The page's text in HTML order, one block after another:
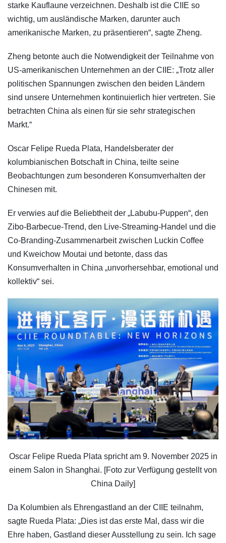
starke Kauflaune verzeichnen. Deshalb ist die CIIE so
wichtig, um ausländische Marken, darunter auch
amerikanische Marken, zu präsentieren“, sagte Zheng.
Zheng betonte auch die Notwendigkeit der Teilnahme von
US-amerikanischen Unternehmen an der CIIE: „Trotz aller
politischen Spannungen zwischen den beiden Ländern
sind unsere Unternehmen kontinuierlich hier vertreten. Sie
betrachten China als einen für sie sehr strategischen
Markt.“
Oscar Felipe Rueda Plata, Handelsberater der
kolumbianischen Botschaft in China, teilte seine
Beobachtungen zum besonderen Konsumverhalten der
Chinesen mit.
Er verwies auf die Beliebtheit der „Labubu-Puppen“, den
Zibo-Barbecue-Trend, den Live-Streaming-Handel und die
Co-Branding-Zusammenarbeit zwischen Luckin Coffee
und Kweichow Moutai und betonte, dass das
Konsumverhalten in China „unvorhersehbar, emotional und
kollektiv“ sei.
Oscar Felipe Rueda Plata spricht am 9. November 2025 in
einem Salon in Shanghai. [Foto zur Verfügung gestellt von
China Daily]
Da Kolumbien als Ehrengastland an der CIIE teilnahm,
sagte Rueda Plata: „Dies ist das erste Mal, dass wir die
Ehre haben, Gastland dieser Ausstellung zu sein. Ich sage